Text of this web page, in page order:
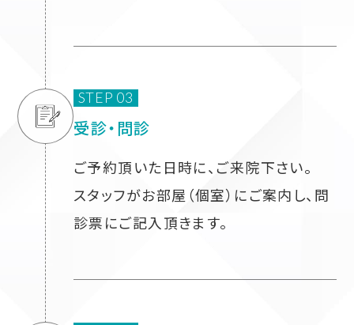
STEP 03
受診・問診
ご予約頂いた日時に、ご来院下さい。
スタッフがお部屋（個室）にご案内し、問
診票にご記入頂きます。